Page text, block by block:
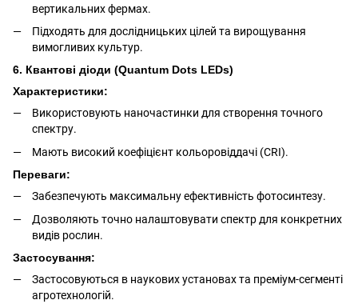
вертикальних фермах.
Підходять для дослідницьких цілей та вирощування
вимогливих культур.
6. Квантові діоди (Quantum Dots LEDs)
Характеристики:
Використовують наночастинки для створення точного
спектру.
Мають високий коефіцієнт кольоровіддачі (CRI).
Переваги:
Забезпечують максимальну ефективність фотосинтезу.
Дозволяють точно налаштовувати спектр для конкретних
видів рослин.
Застосування:
Застосовуються в наукових установах та преміум-сегменті
агротехнологій.